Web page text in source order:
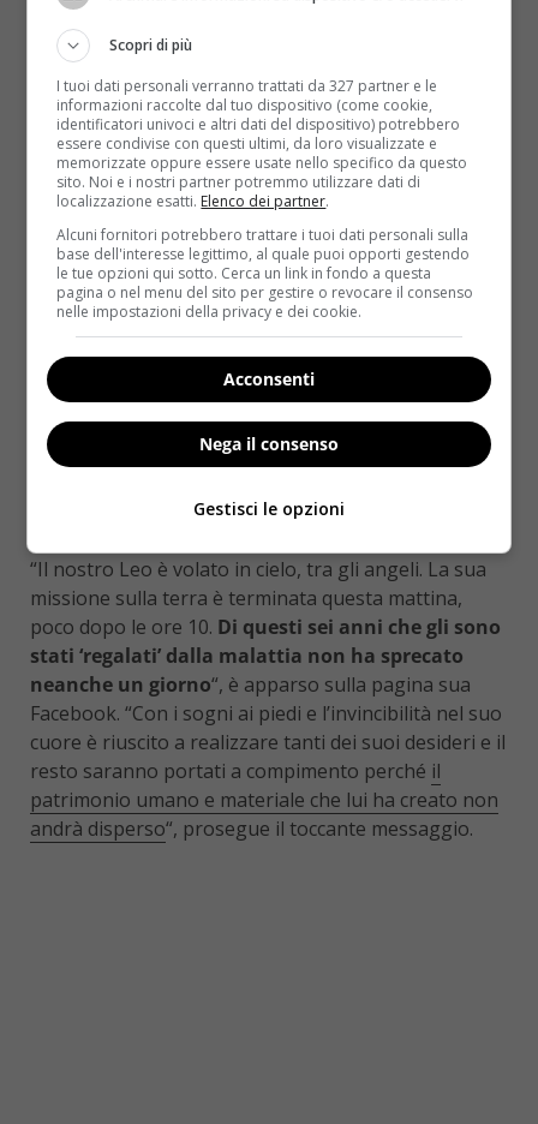
percorso miracoloso: “Mi disse di crederci, mi ha
preso a braccetto e mi ha curato con un approccio
umano”, ha detto. Leonardo Cenci ha resistito oltre
ogni ragionevole speranza ma da qualche settimana
il suo quadro clinico era peggiorato. La morte è
sopraggiunta il 30 gennaio 2019, lasciando tanta
tristezza in tutti quelli che gli volevano bene e che
ammiravano la sua infinita forza.
Prima di morire,Leo Cenci ha registrato un video
col suo ultimo messaggio. Una sorta di testamento
ma anche l’ennesimo invito a farsi coraggio nella
vita: “Cosa voglio dire? Per prima cosa, di avere una
mentalità ottimistica: la vita è il dono più prezioso
che abbiamo. Poi, che ognuno di noi faccia il proprio
dovere per far sì che sia un mondo più generoso, più
buono e soprattutto più sano”, ha detto.
I saluti di un’intera comunità
“Il nostro Leo è volato in cielo, tra gli angeli. La sua
missione sulla terra è terminata questa mattina,
poco dopo le ore 10. Di questi sei anni che gli sono
stati ‘regalati’ dalla malattia non ha sprecato
neanche un giorno“, è apparso sulla pagina sua
Facebook. “Con i sogni ai piedi e l’invincibilità nel suo
cuore è riuscito a realizzare tanti dei suoi desideri e il
resto saranno portati a compimento perché il
patrimonio umano e materiale che lui ha creato non
andrà disperso“, prosegue il toccante messaggio.
Scopri di più
I tuoi dati personali verranno trattati da 327 partner e le
informazioni raccolte dal tuo dispositivo (come cookie,
identificatori univoci e altri dati del dispositivo) potrebbero
essere condivise con questi ultimi, da loro visualizzate e
memorizzate oppure essere usate nello specifico da questo
sito. Noi e i nostri partner potremmo utilizzare dati di
localizzazione esatti. Elenco dei partner.
Alcuni fornitori potrebbero trattare i tuoi dati personali sulla
base dell'interesse legittimo, al quale puoi opporti gestendo
le tue opzioni qui sotto. Cerca un link in fondo a questa
pagina o nel menu del sito per gestire o revocare il consenso
nelle impostazioni della privacy e dei cookie.
Acconsenti
Nega il consenso
Gestisci le opzioni